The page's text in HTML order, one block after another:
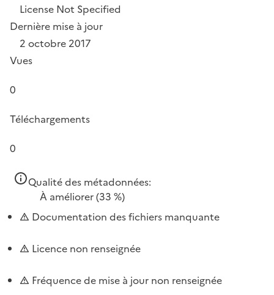
License Not Specified
Dernière mise à jour
2 octobre 2017
Vues
0
Téléchargements
0
Qualité des métadonnées:
À améliorer(33 %)
Documentation des fichiers manquante
Licence non renseignée
Fréquence de mise à jour non renseignée